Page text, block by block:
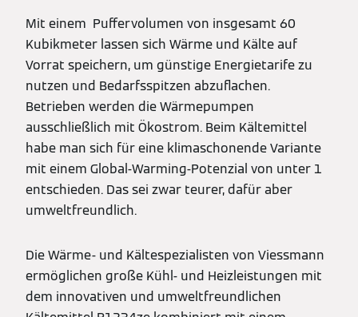
Mit einem Puffervolumen von insgesamt 60
Kubikmeter lassen sich Wärme und Kälte auf
Vorrat speichern, um günstige Energietarife zu
nutzen und Bedarfsspitzen abzuflachen.
Betrieben werden die Wärmepumpen
ausschließlich mit Ökostrom. Beim Kältemittel
habe man sich für eine klimaschonende Variante
mit einem Global-Warming-Potenzial von unter 1
entschieden. Das sei zwar teurer, dafür aber
umweltfreundlich.
Die Wärme- und Kältespezialisten von Viessmann
ermöglichen große Kühl- und Heizleistungen mit
dem innovativen und umweltfreundlichen